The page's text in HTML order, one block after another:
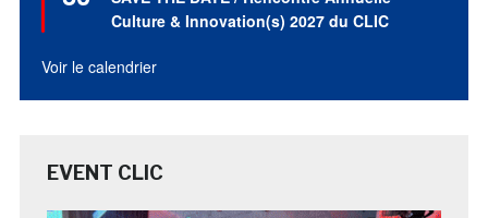
avant
Culture & Innovation(s) 2027 du CLIC
Voir le calendrier
EVENT CLIC